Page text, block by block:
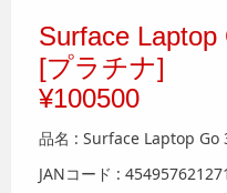
Surface
[プラチナ]
¥100500
品名 : Surface Laptop Go
JANコード :